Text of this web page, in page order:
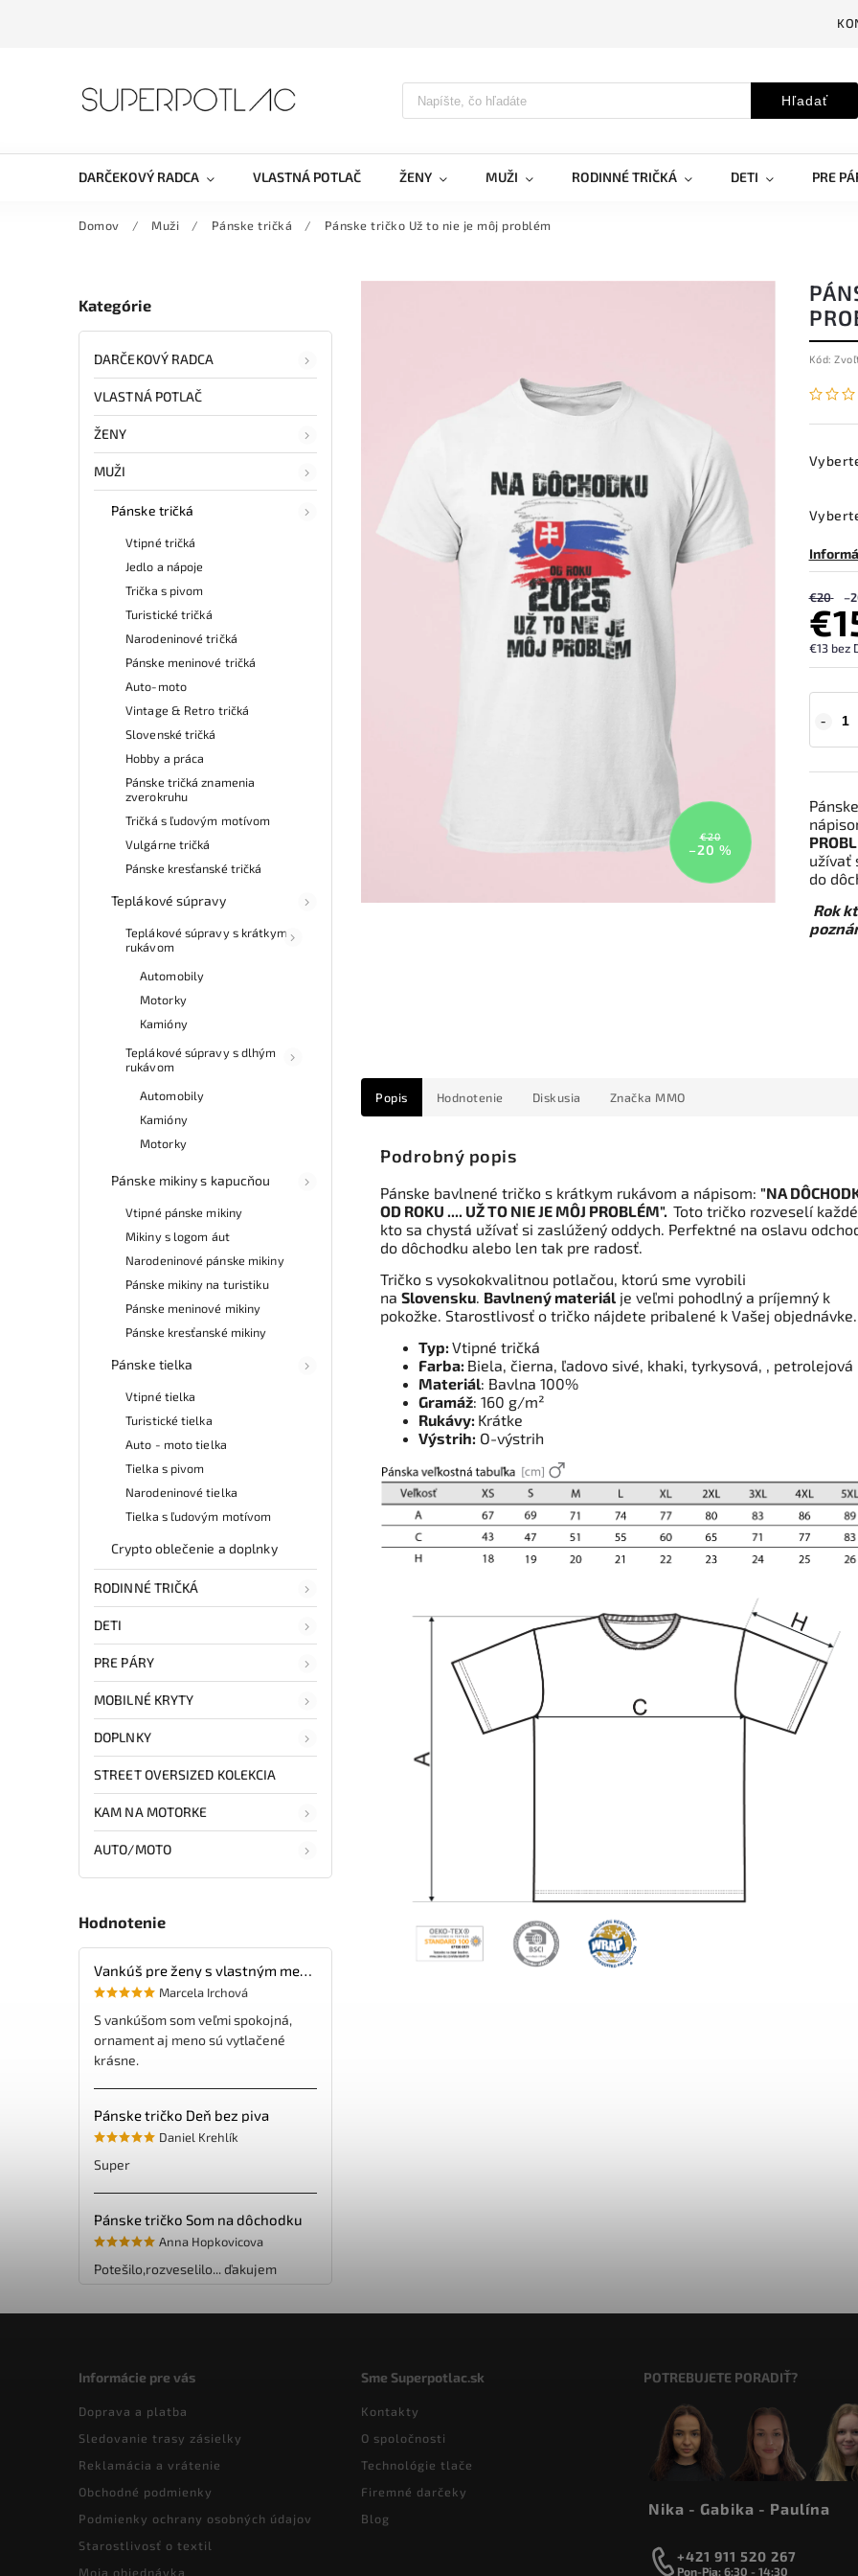
Hľadať
DARČEKOVÝ RADCA VLASTNÁ POTLAČ ŽENY MUŽI RODINNÉ TRIČKÁ DETI PRE
Domov / Muži / Pánske tričká / Pánske tričko Už to nie je môj problém
Kategórie
DARČEKOVÝ RADCA
VLASTNÁ POTLAČ
ŽENY
MUŽI
Pánske tričká
Vtipné tričká
Jedlo a nápoje
Trička s pivom
Turistické tričká
Narodeninové tričká
Pánske meninové tričká
Auto-moto
Vintage & Retro tričká
Slovenské tričká
Hobby a práca
Pánske tričká znamenia
zverokruhu
Tričká s ľudovým motívom
Vulgárne tričká
Pánske kresťanské tričká
Teplákové súpravy
Teplákové súpravy s krátkym
rukávom
Automobily
Motorky
Kamióny
Teplákové súpravy s dlhým
rukávom
Automobily
Kamióny
Motorky
Pánske mikiny s kapucňou
Vtipné pánske mikiny
Mikiny s logom áut
Narodeninové pánske mikiny
Pánske mikiny na turistiku
Pánske meninové mikiny
Pánske kresťanské mikiny
Pánske tielka
Vtipné tielka
Turistické tielka
Auto - moto tielka
Tielka s pivom
Narodeninové tielka
Tielka s ľudovým motívom
Crypto oblečenie a doplnky
RODINNÉ TRIČKÁ
DETI
PRE PÁRY
MOBILNÉ KRYTY
DOPLNKY
STREET OVERSIZED KOLEKCIA
KAM NA MOTORKE
AUTO/MOTO
Hodnotenie
Marcela Irchová
S vankúšom som veľmi spokojná,
ornament aj meno sú vytlačené
krásne.
Pánske tričko Deň bez piva
Daniel Krehlík
Super
Pánske tričko Som na dôchodku
Anna Hopkovicova
Potešilo,rozveselilo... ďakujem
€20
–20 %
Kód:
€20
€13 bez
užívať
do
Rok
Popis Hodnotenie Diskusia Značka MMO
Podrobný popis
Pánske bavlnené tričko s krátkym rukávom a nápisom: "NA
OD ROKU .... UŽ TO NIE JE MÔJ PROBLÉM". Toto tričko rozveselí
kto sa chystá užívať si zaslúžený oddych. Perfektné na oslavu
do dôchodku alebo len tak pre radosť.
Tričko s vysokokvalitnou potlačou, ktorú sme vyrobili
na Slovensku. Bavlnený materiál je veľmi pohodlný a príjemný k
pokožke. Starostlivosť o tričko nájdete pribalené k Vašej
Typ: Vtipné tričká
Farba: Biela, čierna, ľadovo sivé, khaki, tyrkysová, , petrolejová
Materiál: Bavlna 100%
Gramáž: 160 g/m²
Rukávy: Krátke
Výstrih: O-výstrih
Informácie pre vás
Doprava a platba
Sledovanie trasy zásielky
Reklamácia a vrátenie
Obchodné podmienky
Podmienky ochrany osobných údajov
Starostlivosť o textil
Moja objednávka
Sme Superpotlac.sk
Kontakty
O spoločnosti
Technológie tlače
Firemné darčeky
Blog
POTREBUJETE PORADIŤ?
Nika - Gabika - Paulína
+421 911 520 267
Pon-Pia: 6:30 - 14:30